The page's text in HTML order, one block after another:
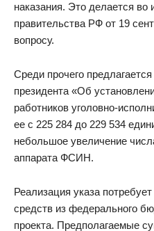
наказания. Это делается во
правительства РФ от 19
вопросу.
Среди прочего
президента «Об
работников уголовно-
ее с 225 284 до 229 534
небольшое увеличение
аппарата ФСИН.
Реализация указа
средств из федерального
проекта. Предполагаемые